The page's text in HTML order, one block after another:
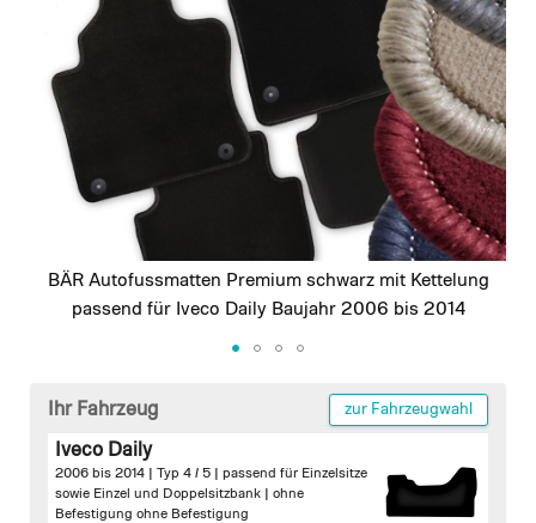
images
gallery
BÄR Autofussmatten Premium schwarz mit Kettelung
passend für Iveco Daily Baujahr 2006 bis 2014
beginning
Ihr Fahrzeug zur Fahrzeugwahl
Iveco Daily
2006 bis 2014 | Typ 4 / 5 | passend für Einzelsitze
sowie Einzel und Doppelsitzbank | ohne
Befestigung ohne Befestigung